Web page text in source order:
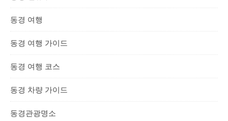
동경 여행
동경 여행 가이드
동경 여행 코스
동경 차량 가이드
동경관광명소